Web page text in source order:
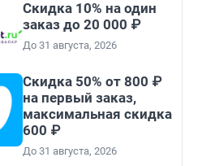
Скидка 10% на один
заказ до 20 000 ₽
До 31 августа, 2026
Скидка 50% от 800 ₽
на первый заказ,
максимальная скидка
600 ₽
До 31 августа, 2026